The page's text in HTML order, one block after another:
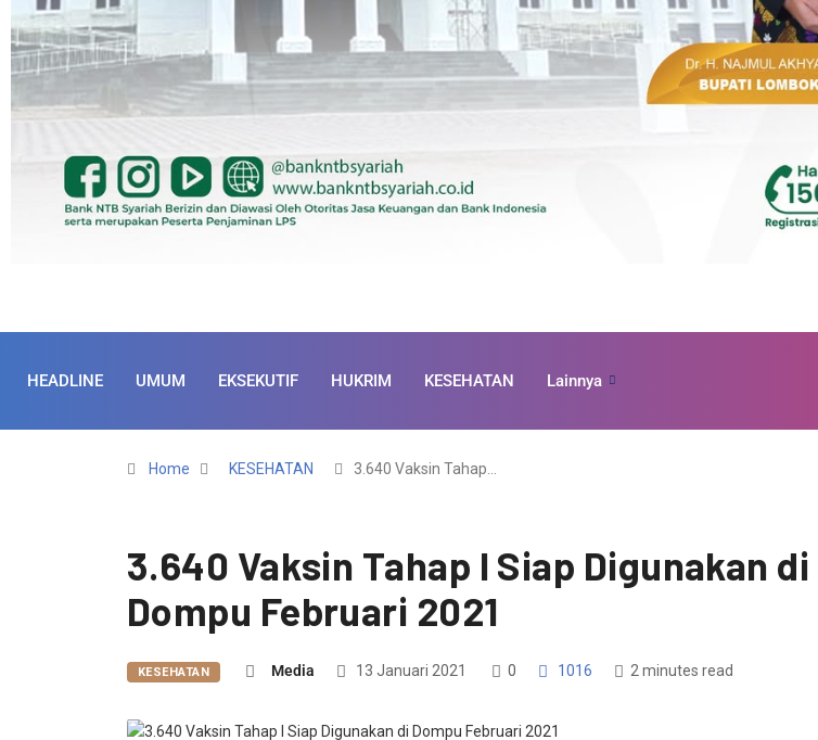
HEADLINE UMUM EKSEKUTIF HUKRIM KESEHATAN Lainnya
Home KESEHATAN 3.640 Vaksin Tahap…
3.640 Vaksin Tahap I Siap Digunakan di
Dompu Februari 2021
KESEHATAN Media 13 Januari 2021 0 1016 2 minutes read